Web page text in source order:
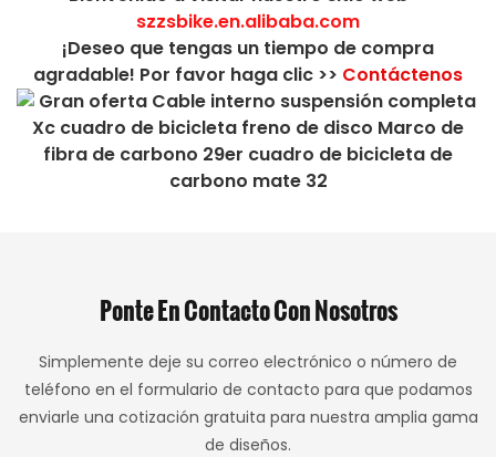
szzsbike.en.alibaba.com
¡Deseo que tengas un tiempo de compra
agradable! Por favor haga clic >> Contáctenos
Ponte En Contacto Con Nosotros
Simplemente deje su correo electrónico o número de
teléfono en el formulario de contacto para que podamos
enviarle una cotización gratuita para nuestra amplia gama
de diseños.